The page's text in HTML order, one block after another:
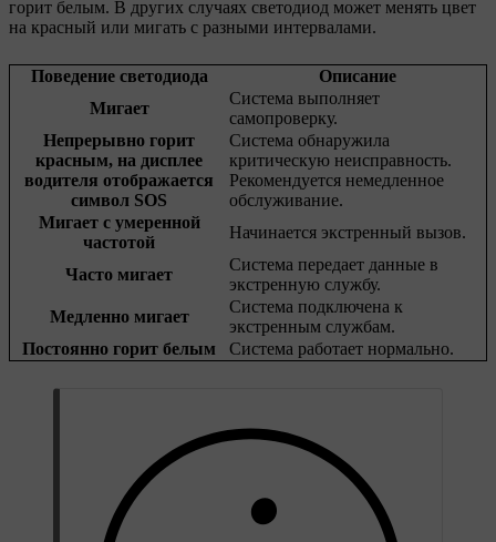
горит белым. В других случаях светодиод может менять цвет
на красный или мигать с разными интервалами.
Поведение светодиода
Описание
Мигает
Система выполняет
самопроверку.
Непрерывно горит
красным, на дисплее
водителя отображается
символ SOS
Система обнаружила
критическую неисправность.
Рекомендуется немедленное
обслуживание.
Мигает с умеренной
частотой
Начинается экстренный вызов.
Часто мигает
Система передает данные в
экстренную службу.
Медленно мигает
Система подключена к
экстренным службам.
Постоянно горит белым
Система работает нормально.